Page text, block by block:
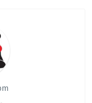
語対策講座
・カッコい
英文フレー